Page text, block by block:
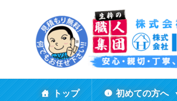
ッ
トップ 初めての方へ